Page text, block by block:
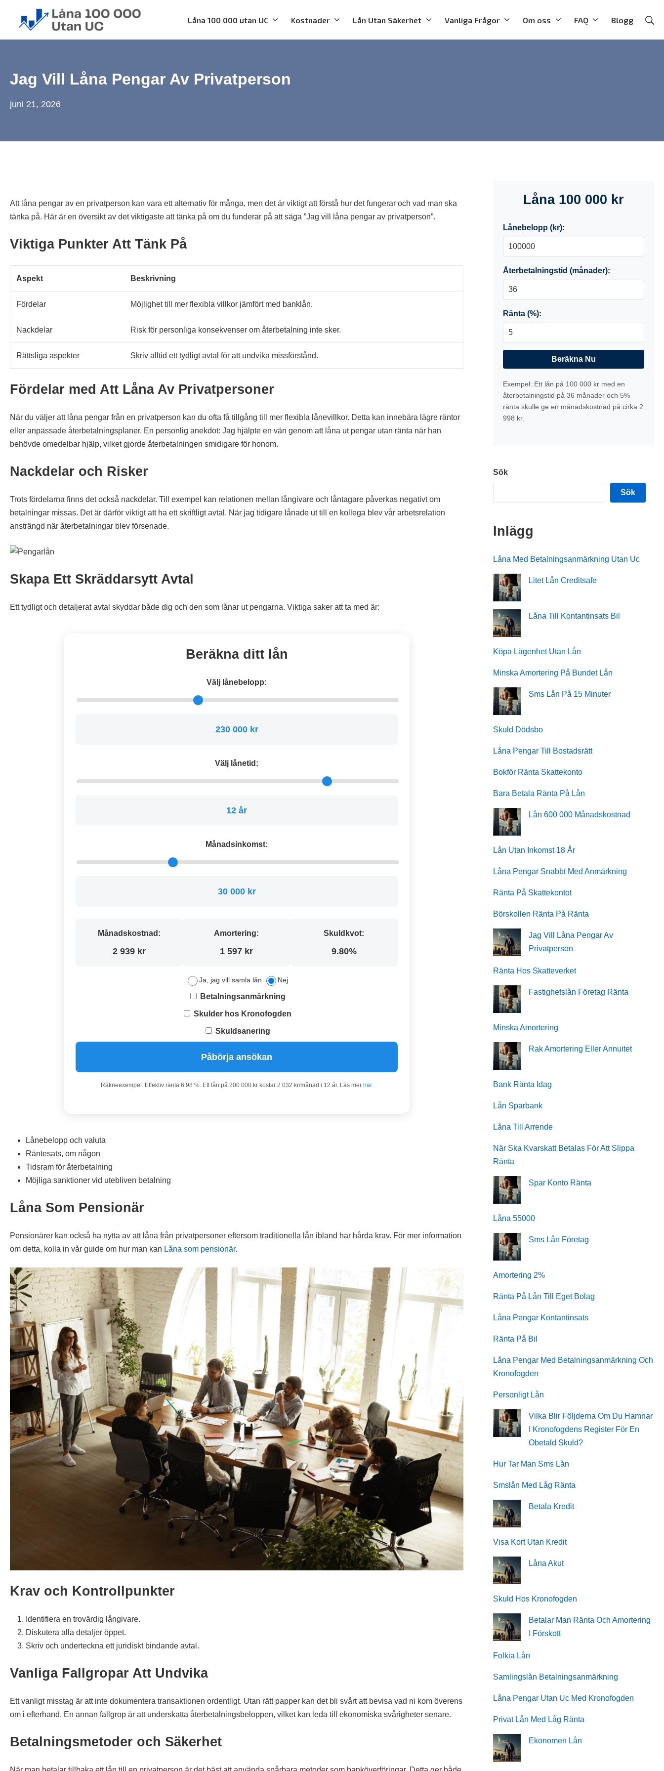
Låna 100 000 utan UC
Låna 100 000 utan UC Kostnader Lån Utan Säkerhet Vanliga Frågor Om oss FAQ Blogg
Jag Vill Låna Pengar Av Privatperson
juni 21, 2026
Att låna pengar av en privatperson kan vara ett alternativ för många, men det är viktigt att förstå hur det fungerar och vad man ska
tänka på. Här är en översikt av det viktigaste att tänka på om du funderar på att säga ”Jag vill låna pengar av privatperson”.
Viktiga Punkter Att Tänk På
Aspekt Beskrivning
Fördelar Möjlighet till mer flexibla villkor jämfört med banklån.
Nackdelar Risk för personliga konsekvenser om återbetalning inte sker.
Rättsliga aspekter Skriv alltid ett tydligt avtal för att undvika missförstånd.
Fördelar med Att Låna Av Privatpersoner
När du väljer att låna pengar från en privatperson kan du ofta få tillgång till mer flexibla lånevillkor. Detta kan innebära lägre räntor
eller anpassade återbetalningsplaner. En personlig anekdot: Jag hjälpte en vän genom att låna ut pengar utan ränta när han
behövde omedelbar hjälp, vilket gjorde återbetalningen smidigare för honom.
Nackdelar och Risker
Trots fördelarna finns det också nackdelar. Till exempel kan relationen mellan långivare och låntagare påverkas negativt om
betalningar missas. Det är därför viktigt att ha ett skriftligt avtal. När jag tidigare lånade ut till en kollega blev vår arbetsrelation
ansträngd när återbetalningar blev försenade.
Skapa Ett Skräddarsytt Avtal
Ett tydligt och detaljerat avtal skyddar både dig och den som lånar ut pengarna. Viktiga saker att ta med är:
Beräkna ditt lån
Välj lånebelopp:
230 000 kr
Välj lånetid:
12 år
Månadsinkomst:
30 000 kr
Månadskostnad:
2 939 kr
Amortering:
1 597 kr
Skuldkvot:
9.80%
Ja, jag vill samla lån Nej
Betalningsanmärkning
Skulder hos Kronofogden
Skuldsanering
Påbörja ansökan
Räkneexempel: Effektiv ränta 6.98 %. Ett lån på 200 000 kr kostar 2 032 kr/månad i 12 år. Läs mer här.
Lånebelopp och valuta
Räntesats, om någon
Tidsram för återbetalning
Möjliga sanktioner vid utebliven betalning
Låna Som Pensionär
Pensionärer kan också ha nytta av att låna från privatpersoner eftersom traditionella lån ibland har hårda krav. För mer information
om detta, kolla in vår guide om hur man kan Låna som pensionär.
Krav och Kontrollpunkter
Identifiera en trovärdig långivare.
Diskutera alla detaljer öppet.
Skriv och underteckna ett juridiskt bindande avtal.
Vanliga Fallgropar Att Undvika
Ett vanligt misstag är att inte dokumentera transaktionen ordentligt. Utan rätt papper kan det bli svårt att bevisa vad ni kom överens
om i efterhand. En annan fallgrop är att underskatta återbetalningsbeloppen, vilket kan leda till ekonomiska svårigheter senare.
Betalningsmetoder och Säkerhet
Låna 100 000 kr
Lånebelopp (kr):
Återbetalningstid (månader):
Ränta (%):
Beräkna Nu
Exempel: Ett lån på 100 000 kr med en
återbetalningstid på 36 månader och 5%
ränta skulle ge en månadskostnad på cirka 2
998 kr.
Sök
Sök
Inlägg
Låna Med Betalningsanmärkning Utan Uc
Litet Lån Creditsafe
Låna Till Kontantinsats Bil
Köpa Lägenhet Utan Lån
Minska Amortering På Bundet Lån
Sms Lån På 15 Minuter
Skuld Dödsbo
Låna Pengar Till Bostadsrätt
Bokför Ränta Skattekonto
Bara Betala Ränta På Lån
Lån 600 000 Månadskostnad
Lån Utan Inkomst 18 År
Låna Pengar Snabbt Med Anmärkning
Ränta På Skattekontot
Börskollen Ränta På Ränta
Jag Vill Låna Pengar Av
Privatperson
Ränta Hos Skatteverket
Fastighetslån Företag Ränta
Minska Amortering
Rak Amortering Eller Annuitet
Bank Ränta Idag
Lån Sparbank
Låna Till Arrende
När Ska Kvarskatt Betalas För Att Slippa
Ränta
Spar Konto Ränta
Låna 55000
Sms Lån Företag
Amortering 2%
Ränta På Lån Till Eget Bolag
Låna Pengar Kontantinsats
Ränta På Bil
Låna Pengar Med Betalningsanmärkning Och
Kronofogden
Personligt Lån
Vilka Blir Följderna Om Du Hamnar
I Kronofogdens Register För En
Obetald Skuld?
Hur Tar Man Sms Lån
Smslån Med Låg Ränta
Betala Kredit
Visa Kort Utan Kredit
Låna Akut
Skuld Hos Kronofogden
Betalar Man Ränta Och Amortering
I Förskott
Folkia Lån
Samlingslån Betalningsanmärkning
Låna Pengar Utan Uc Med Kronofogden
Privat Lån Med Låg Ränta
Ekonomen Lån